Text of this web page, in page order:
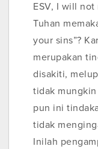
ESV, I will not
Tuhan
your sins”?
merupakan
disakiti,
tidak
pun ini
tidak
Inilah